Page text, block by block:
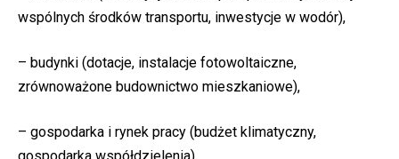
wspólnych środków transportu, inwestycje w wodór),
– budynki (dotacje, instalacje fotowoltaiczne,
zrównoważone budownictwo mieszkaniowe),
– gospodarka i rynek pracy (budżet klimatyczny,